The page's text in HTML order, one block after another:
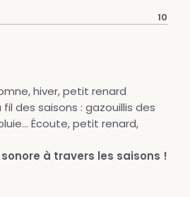
10
hiver, petit renard
des saisons : gazouillis des
Écoute, petit renard,
à travers les saisons !